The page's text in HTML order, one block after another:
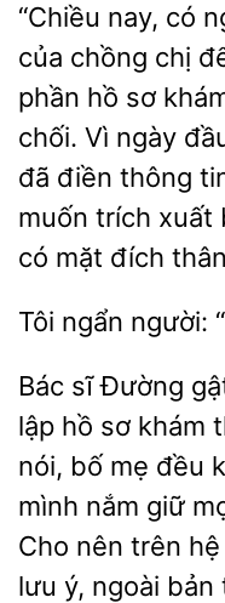
“Chiều nay, có
của chồng chị
phần hồ sơ
chối.
ngày
điền thông
muốn trích xuất
có mặt đích
Tôi ngẩn người:
Bác sĩ Đường
lập hồ sơ khám
nói, bố mẹ đều
mình nắm giữ
Cho nên trên hệ
lưu ý, ngoài